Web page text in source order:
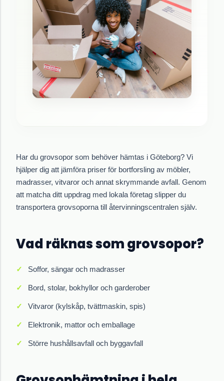
Har du grovsopor som behöver hämtas i Göteborg? Vi
hjälper dig att jämföra priser för bortforsling av möbler,
madrasser, vitvaror och annat skrymmande avfall. Genom
att matcha ditt uppdrag med lokala företag slipper du
transportera grovsoporna till återvinningscentralen själv.
Vad räknas som grovsopor?
Soffor, sängar och madrasser
Bord, stolar, bokhyllor och garderober
Vitvaror (kylskåp, tvättmaskin, spis)
Elektronik, mattor och emballage
Större hushållsavfall och byggavfall